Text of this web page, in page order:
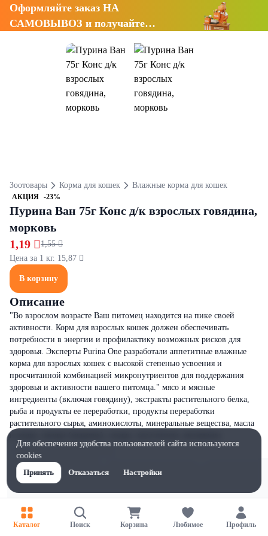
Оформляйте заказ НА
САМОВЫВОЗ и получайте
Зоотовары Корма для кошек Влажные корма для кошек
АКЦИЯ -23%
Пурина Ван 75г Конс д/к взрослых говядина,
морковь
1,19 1,55 
Цена за 1 кг. 15,87 
В корзину
Описание
"Во взрослом возрасте Ваш питомец находится на пике своей
активности. Корм для взрослых кошек должен обеспечивать
потребности в энергии и профилактику возможных рисков для
здоровья. Эксперты Purina One разработали аппетитные влажные
корма для взрослых кошек с высокой степенью усвоения и
просчитанной комбинацией микронутриентов для поддержания
здоровья и активности вашего питомца." мясо и мясные
ингредиенты (включая говядину), экстракты растительного белка,
рыба и продукты ее переработки, продукты переработки
растительного сырья, аминокислоты, минеральные вещества, масла
и жиры, овощи (морковь), сахара, загустители, витамины.
Каталог Поиск Корзина Любимое Профиль
Для обеспечения удобства пользователей сайта используются
cookies
Принять
Отказаться Настройки